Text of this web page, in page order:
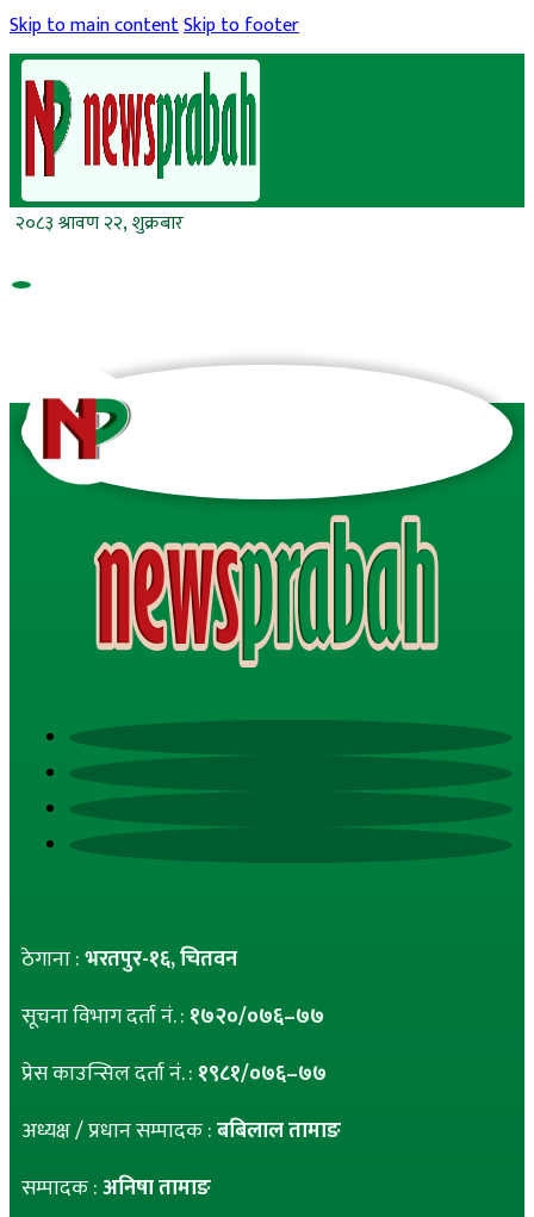
Skip to main contentSkip to footer
२०८३ श्रावण २२, शुक्रबार
ठेगाना :भरतपुर-१६, चितवन
सूचना विभाग दर्ता नं. : १७२०/०७६–७७
प्रेस काउन्सिल दर्ता नं. : १९८१/०७६–७७
अध्यक्ष / प्रधान सम्पादक :बबिलाल तामाङ
सम्पादक :अनिषा तामाङ